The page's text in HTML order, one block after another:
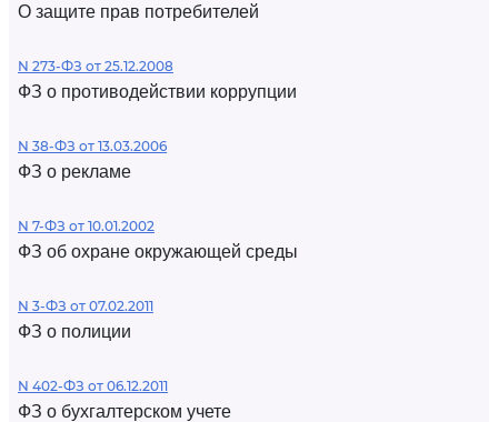
О защите прав потребителей
N 273-ФЗ от 25.12.2008
ФЗ о противодействии коррупции
N 38-ФЗ от 13.03.2006
ФЗ о рекламе
N 7-ФЗ от 10.01.2002
ФЗ об охране окружающей среды
N 3-ФЗ от 07.02.2011
ФЗ о полиции
N 402-ФЗ от 06.12.2011
ФЗ о бухгалтерском учете